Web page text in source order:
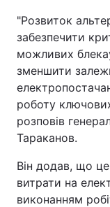
"Розвиток
забезпечити
можливих
зменшити
роботу
розповів
Тараканов.
Він додав, що
витрати на
виконанням